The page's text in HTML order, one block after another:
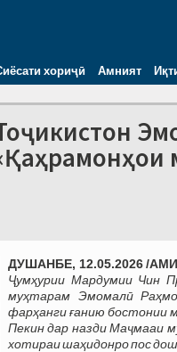
хориҷӣ Амният
ДУШАНБЕ, 12.05.2026 /
Ҷумҳурии Мардумии Чин
муҳтарам Эмомалӣ
фарҳанги ғанию бостонии
Пекин дар назди Маҷмааи
хотираи шаҳидонро пос